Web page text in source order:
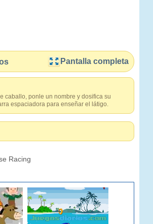
Pantalla completa
caballo, ponle un nombre y dosifica su
espaciadora para enseñar el látigo.
Racing